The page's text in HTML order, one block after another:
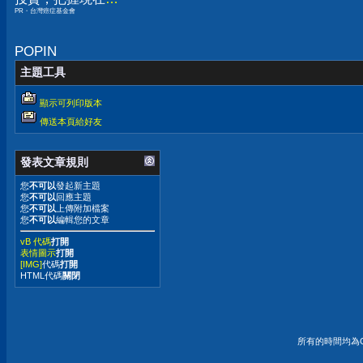
嫌晚！
PR・台灣癌症基金會
POPIN
主題工具
顯示可列印版本
傳送本頁給好友
發表文章規則
您不可以發起新主題
您不可以回應主題
您不可以 上傳附加檔案
您不可以編輯您的文章
vB 代碼打開
表情圖示打開
[IMG]代碼打開
HTML代碼關閉
所有的時間均為